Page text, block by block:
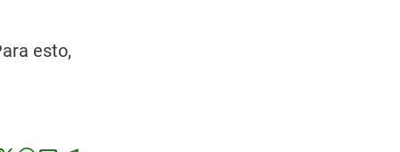
esto,